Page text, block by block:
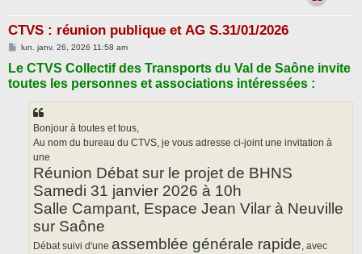
CTVS : réunion publique et AG S.31/01/2026
M
s
s
a
lun. janv. 26, 2026 11:58 am
Le CTVS Collectif des Transports du Val de Saône invite
toutes les personnes et associations intéressées :
Bonjour à toutes et tous,
Au nom du bureau du CTVS, je vous adresse ci-joint une invitation à
une
Réunion Débat sur le projet de BHNS
Samedi 31 janvier 2026 à 10h
Salle Campant, Espace Jean Vilar à Neuville
sur Saône
Débat suivi d'une assemblée générale rapide, avec